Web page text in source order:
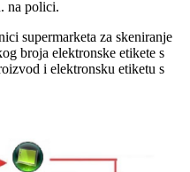
na polici.
supermarketa za skeniranje
broja elektronske etikete s
i elektronsku etiketu s